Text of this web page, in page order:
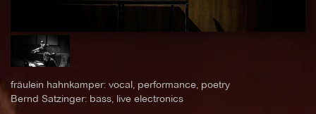
fräulein hahnkamper: vocal, performance, poetry
Bernd Satzinger: bass, live electronics